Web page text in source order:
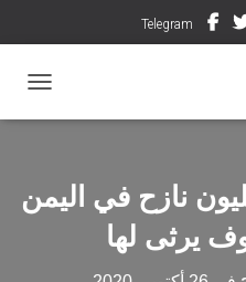
Telegram
نازح في اليمن
يرثى لها